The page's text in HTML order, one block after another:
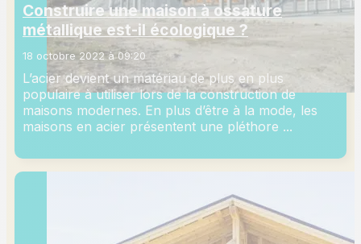
Construire une maison à ossature
métallique est-il écologique ?
18 octobre 2022 à 09:20
L’acier devient un matériau de plus en plus
populaire à utiliser lors de la construction de
maisons modernes. En plus d’être à la mode, les
maisons en acier présentent une pléthore ...